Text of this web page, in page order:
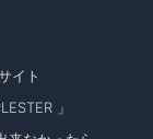
イト
」